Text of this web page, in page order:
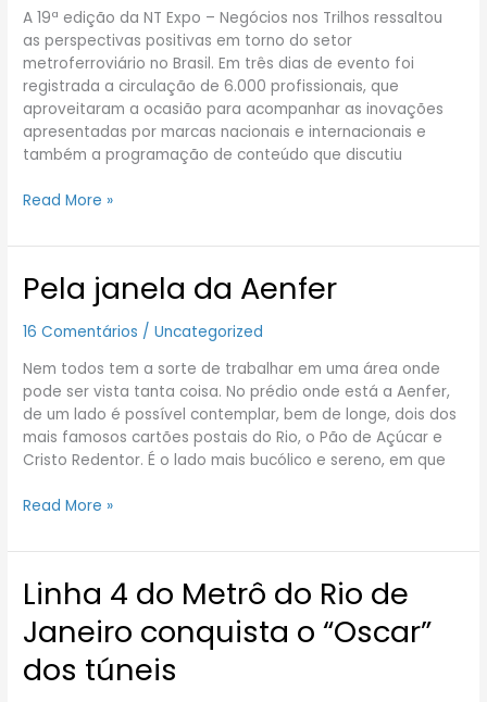
A 19ª edição da NT Expo – Negócios nos Trilhos ressaltou
as perspectivas positivas em torno do setor
metroferroviário no Brasil. Em três dias de evento foi
registrada a circulação de 6.000 profissionais, que
aproveitaram a ocasião para acompanhar as inovações
apresentadas por marcas nacionais e internacionais e
também a programação de conteúdo que discutiu
tem
saldo
positivo
Read More »
Pela janela da Aenfer
16 Comentários /Uncategorized
Nem todos tem a sorte de trabalhar em uma área onde
pode ser vista tanta coisa. No prédio onde está a Aenfer,
de um lado é possível contemplar, bem de longe, dois dos
mais famosos cartões postais do Rio, o Pão de Açúcar e
Cristo Redentor. É o lado mais bucólico e sereno, em que
Pela
janela
da
Read More »
Linha 4 do Metrô do Rio de
Janeiro conquista o “Oscar”
dos túneis
Linha
4
do
do